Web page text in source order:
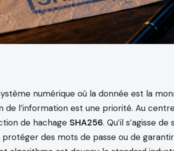
numérique où la donnée est la
de l’information est une priorité. Au
de hachage SHA256. Qu’il s’agisse
protéger des mots de passe ou de garantir